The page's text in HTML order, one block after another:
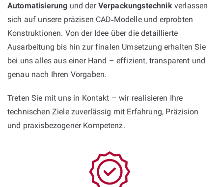
Automatisierung und derVerpackungstechnikverlassen
sich auf unsere präzisen CAD‑Modelle und erprobten
Konstruktionen. Von der Idee über die detaillierte
Ausarbeitung bis hin zur finalen Umsetzung erhalten Sie
bei uns alles aus einer Hand – effizient, transparent und
genau nach Ihren Vorgaben.
Treten Sie mit uns in Kontakt – wir realisieren Ihre
technischen Ziele zuverlässig mit Erfahrung, Präzision
und praxisbezogener Kompetenz.